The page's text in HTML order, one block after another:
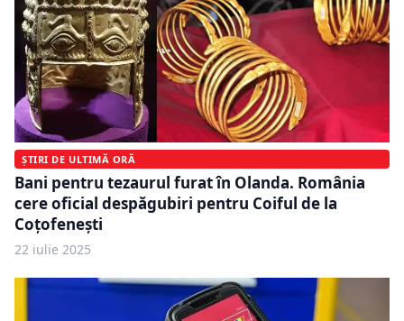
ȘTIRI DE ULTIMĂ ORĂ
Bani pentru tezaurul furat în Olanda. România
cere oficial despăgubiri pentru Coiful de la
Coțofenești
22 iulie 2025